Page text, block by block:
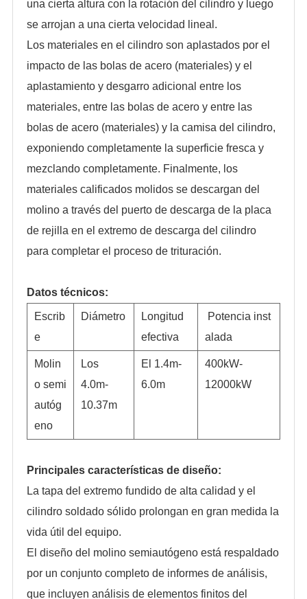
una cierta altura con la rotación del cilindro y luego
se arrojan a una cierta velocidad lineal.
Los materiales en el cilindro son aplastados por el
impacto de las bolas de acero (materiales) y el
aplastamiento y desgarro adicional entre los
materiales, entre las bolas de acero y entre las
bolas de acero (materiales) y la camisa del cilindro,
exponiendo completamente la superficie fresca y
mezclando completamente. Finalmente, los
materiales calificados molidos se descargan del
molino a través del puerto de descarga de la placa
de rejilla en el extremo de descarga del cilindro
para completar el proceso de trituración.
Datos técnicos:
Escrib
e
Diámetro
Longitud
efectiva
Potencia inst
alada
Molin
o semi
autóg
eno
Los
4.0m-
10.37m
El 1.4m-
6.0m
400kW-
12000kW
Principales características de diseño:
La tapa del extremo fundido de alta calidad y el
cilindro soldado sólido prolongan en gran medida la
vida útil del equipo.
El diseño del molino semiautógeno está respaldado
por un conjunto completo de informes de análisis,
que incluyen análisis de elementos finitos del